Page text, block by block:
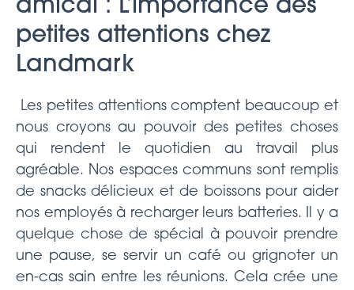
amical : L’importance des
petites attentions chez
Landmark
Les petites attentions comptent beaucoup et
nous croyons au pouvoir des petites choses
qui rendent le quotidien au travail plus
agréable. Nos espaces communs sont remplis
de snacks délicieux et de boissons pour aider
nos employés à recharger leurs batteries. Il y a
quelque chose de spécial à pouvoir prendre
une pause, se servir un café ou grignoter un
en-cas sain entre les réunions. Cela crée une